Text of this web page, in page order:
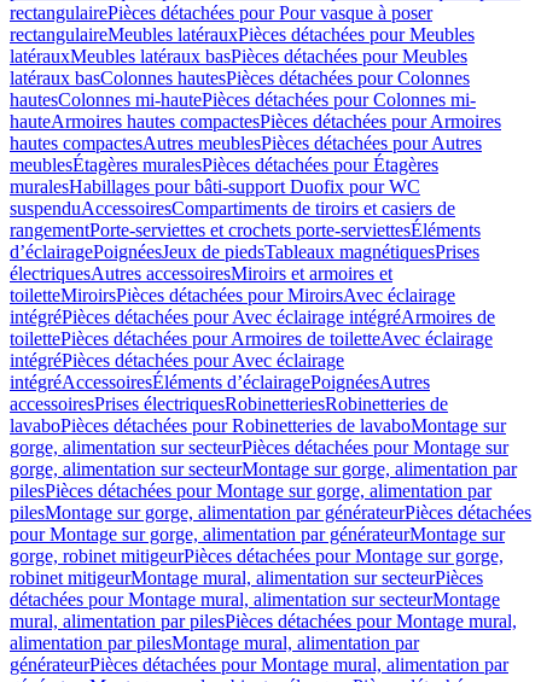
rectangulairePièces détachées pour Pour vasque à poser
rectangulaireMeubles latérauxPièces détachées pour Meubles
latérauxMeubles latéraux basPièces détachées pour Meubles
latéraux basColonnes hautesPièces détachées pour Colonnes
hautesColonnes mi-hautePièces détachées pour Colonnes mi-
hauteArmoires hautes compactesPièces détachées pour Armoires
hautes compactesAutres meublesPièces détachées pour Autres
meublesÉtagères muralesPièces détachées pour Étagères
muralesHabillages pour bâti-support Duofix pour WC
suspenduAccessoiresCompartiments de tiroirs et casiers de
rangementPorte-serviettes et crochets porte-serviettesÉléments
d’éclairagePoignéesJeux de piedsTableaux magnétiquesPrises
électriquesAutres accessoiresMiroirs et armoires et
toiletteMiroirsPièces détachées pour MiroirsAvec éclairage
intégréPièces détachées pour Avec éclairage intégréArmoires de
toilettePièces détachées pour Armoires de toiletteAvec éclairage
intégréPièces détachées pour Avec éclairage
intégréAccessoiresÉléments d’éclairagePoignéesAutres
accessoiresPrises électriquesRobinetteriesRobinetteries de
lavaboPièces détachées pour Robinetteries de lavaboMontage sur
gorge, alimentation sur secteurPièces détachées pour Montage sur
gorge, alimentation sur secteurMontage sur gorge, alimentation par
pilesPièces détachées pour Montage sur gorge, alimentation par
pilesMontage sur gorge, alimentation par générateurPièces détachées
pour Montage sur gorge, alimentation par générateurMontage sur
gorge, robinet mitigeurPièces détachées pour Montage sur gorge,
robinet mitigeurMontage mural, alimentation sur secteurPièces
détachées pour Montage mural, alimentation sur secteurMontage
mural, alimentation par pilesPièces détachées pour Montage mural,
alimentation par pilesMontage mural, alimentation par
générateurPièces détachées pour Montage mural, alimentation par